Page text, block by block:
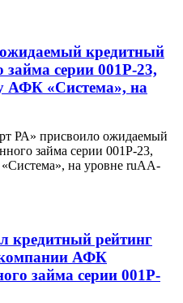
кредитный
займа серии 001Р-23,
АФК «Система», на
РА» присвоило ожидаемый
займа серии 001Р-23,
на уровне ruAA-
кредитный рейтинг
компании АФК
займа серии 001P-